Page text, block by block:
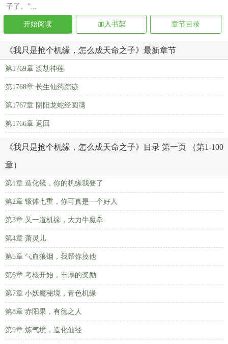
子了。”...
开始阅读 加入书架 章节目录
《我只是抢个机缘，怎么成天命之子》最新章节
第1769章 渡劫神莲
第1768章 长生仙药踪迹
第1767章 阴阳龙蛇经圆满
第1766章 返回
《我只是抢个机缘，怎么成天命之子》目录 第一页 （第1-100
章）
第1章 造化镜，你的机缘我要了
第2章 锻体七重，你可真是一个好人
第3章 又一道机缘，大力牛魔拳
第4章 萧灵儿
第5章 气血狼烟，我帮你揍他
第6章 考核开始，丰厚的奖励
第7章 小妖魔秘境，青色机缘
第8章 赤阳果，有德之人
第9章 炼气境，造化仙经